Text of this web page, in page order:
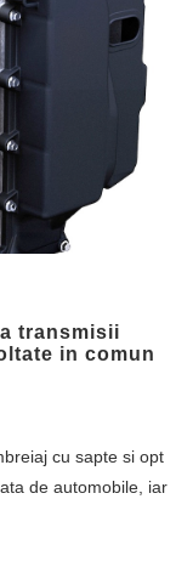
transmisii
in comun
cu sapte si opt
de automobile, iar